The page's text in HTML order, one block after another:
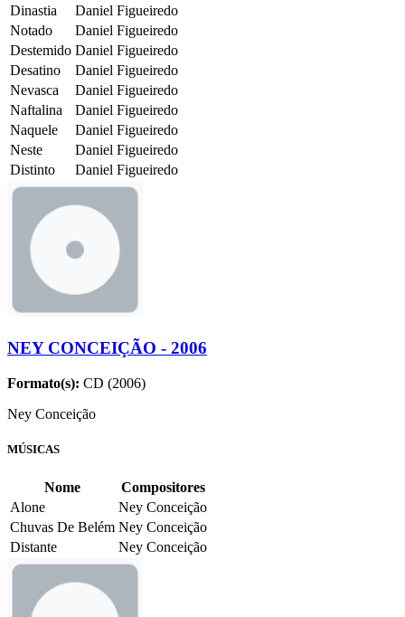
Dinastia
Daniel Figueiredo
Notado
Daniel Figueiredo
Destemido Daniel Figueiredo
Desatino
Daniel Figueiredo
Nevasca
Daniel Figueiredo
Naftalina
Daniel Figueiredo
Naquele
Daniel Figueiredo
Neste
Daniel Figueiredo
Distinto
Daniel Figueiredo
NEY CONCEIÇÃO - 2006
Formato(s): CD (2006)
Ney Conceição
MÚSICAS
Nome
Compositores
Alone
Ney Conceição
Chuvas De Belém Ney Conceição
Distante
Ney Conceição